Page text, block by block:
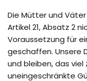
Die Mütter und
Artikel 21, Absatz 2
Voraussetzung für
geschaffen. Unsere
und bleiben, das viel
uneingeschränkte